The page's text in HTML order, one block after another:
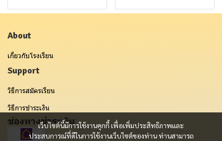
เว็บไซต์นี้มีการใช้งานคุกกี้ เพื่อเพิ่มประสิทธิภาพและ
ประสบการณ์ที่ดีในการใช้งานเว็บไซต์ของท่าน ท่านสามารถ
About
เกี่ยวกับโรงเรียน
Support
วิธีการสมัครเรียน
วิธีการชำระเงิน
ช่องทางชำระเงิน